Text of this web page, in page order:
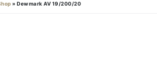
» Dewmark AV 19/200/20